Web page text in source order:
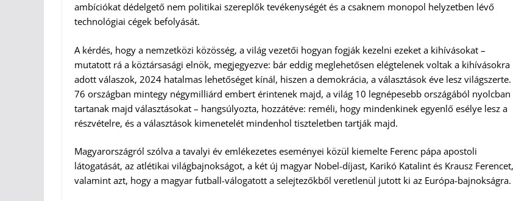
ambíciókat dédelgető nem politikai szereplők tevékenységét és a csaknem monopol helyzetben lévő
technológiai cégek befolyását.
A kérdés, hogy a nemzetközi közösség, a világ vezetői hogyan fogják kezelni ezeket a kihívásokat –
mutatott rá a köztársasági elnök, megjegyezve: bár eddig meglehetősen elégtelenek voltak a kihívásokra
adott válaszok, 2024 hatalmas lehetőséget kínál, hiszen a demokrácia, a választások éve lesz világszerte.
76 országban mintegy négymilliárd embert érintenek majd, a világ 10 legnépesebb országából nyolcban
tartanak majd választásokat – hangsúlyozta, hozzátéve: reméli, hogy mindenkinek egyenlő esélye lesz a
részvételre, és a választások kimenetelét mindenhol tiszteletben tartják majd.
Magyarországról szólva a tavalyi év emlékezetes eseményei közül kiemelte Ferenc pápa apostoli
látogatását, az atlétikai világbajnokságot, a két új magyar Nobel-díjast, Karikó Katalint és Krausz Ferencet,
valamint azt, hogy a magyar futball-válogatott a selejtezőkből veretlenül jutott ki az Európa-bajnokságra.